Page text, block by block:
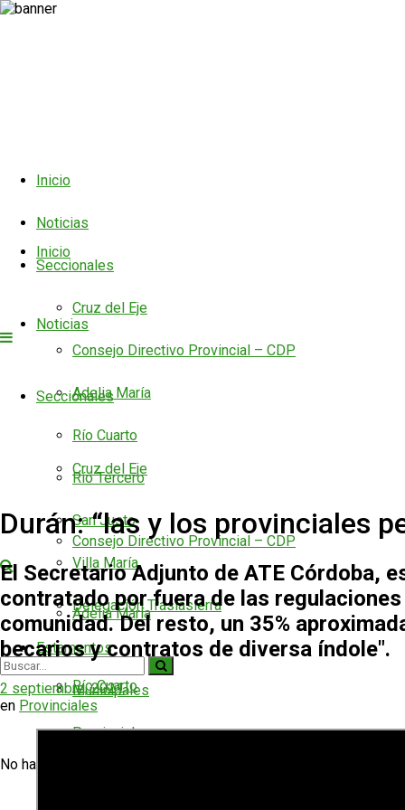
Inicio
Noticias
Seccionales
Cruz del Eje
Consejo Directivo Provincial – CDP
Adelia María
Río Cuarto
Río Tercero
San Justo
Villa María
Delegación Traslasierra
Estamentos
Municipales
Provinciales
Inicio
Noticias
Seccionales
Cruz del Eje
Consejo Directivo Provincial – CDP
Adelia María
Río Cuarto
No hay resultados
Durán: “las y los provinciales
El Secretario Adjunto de ATE Córdoba,
contratado por fuera de las
comunidad. Del resto, un 35%
becarios y contratos de diversa índole".
2 septiembre, 2021
en Provinciales